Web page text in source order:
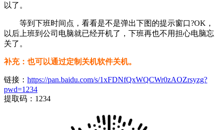
以了。
等到下班时间点，看看是不是弹出下图的提示窗口?OK，
以后上班到公司电脑就已经开机了，下班再也不用担心电脑忘
关了。
补充：也可以通过定制关机软件关机。
链接： https://pan.baidu.com/s/1xFDNfQxWQCWr0zAOZrsyzg?
pwd=1234
提取码：1234